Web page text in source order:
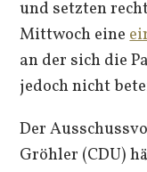
und setzten
Mittwoch eine
an der sich die
jedoch nicht
Der
Gröhler (CDU)